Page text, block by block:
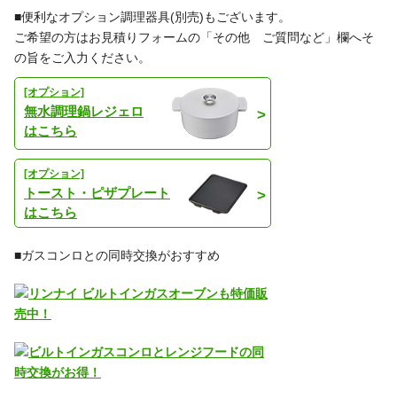
■便利なオプション調理器具(別売)もございます。
ご希望の方はお見積りフォームの「その他 ご質問など」欄へそ
の旨をご入力ください。
[オプション]
無水調理鍋レジェロ
はこちら
[オプション]
トースト・ピザプレート
はこちら
■ガスコンロとの同時交換がおすすめ